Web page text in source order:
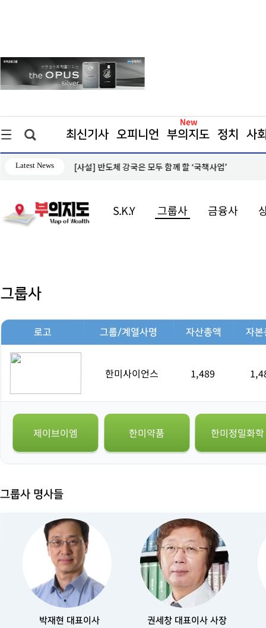
최신기사 오피니언 부의지도 정치 사
Latest News [사설] 반도체 강국은 모두 함께 할 ‘국책사업’
S.K.Y 그룹사 금융사
그룹사
로고 그룹/계열사명 자산총액 자본
한미사이언스 1,489
제이브이엠 한미약품 한미정밀화학
그룹사 명사들
박재현 대표이사 권세창 대표이사 사장